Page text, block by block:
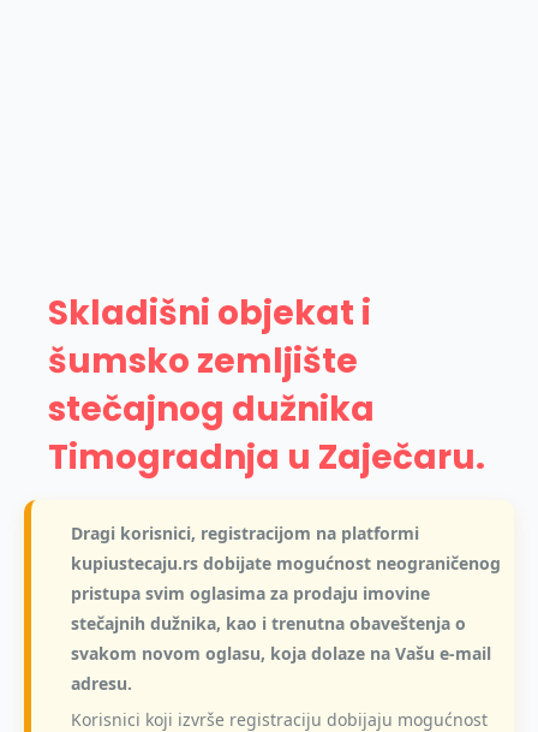
Skladišni objekat i
šumsko zemljište
stečajnog dužnika
Timogradnja u Zaječaru.
Dragi korisnici, registracijom na platformi
kupiustecaju.rs dobijate mogućnost neograničenog
pristupa svim oglasima za prodaju imovine
stečajnih dužnika, kao i trenutna obaveštenja o
svakom novom oglasu, koja dolaze na Vašu e-mail
adresu.
Korisnici koji izvrše registraciju dobijaju mogućnost